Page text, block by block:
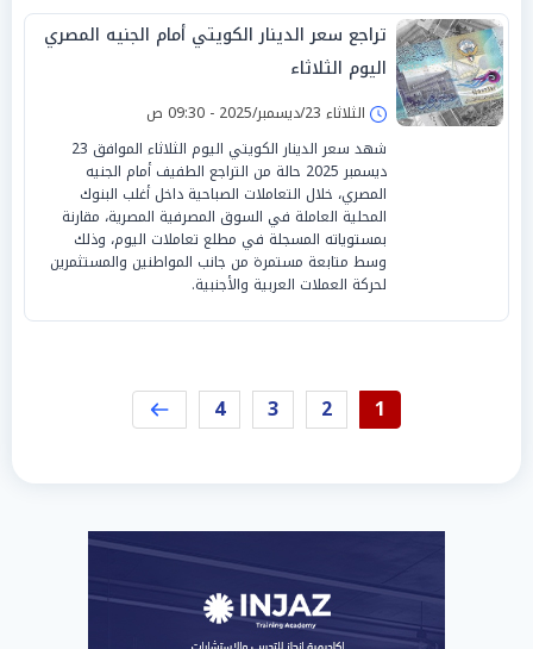
تراجع سعر الدينار الكويتي أمام الجنيه المصري
اليوم الثلاثاء
الثلاثاء 23/ديسمبر/2025 - 09:30 ص
شهد سعر الدينار الكويتي اليوم الثلاثاء الموافق 23
ديسمبر 2025 حالة من التراجع الطفيف أمام الجنيه
المصري، خلال التعاملات الصباحية داخل أغلب البنوك
المحلية العاملة في السوق المصرفية المصرية، مقارنة
بمستوياته المسجلة في مطلع تعاملات اليوم، وذلك
وسط متابعة مستمرة من جانب المواطنين والمستثمرين
لحركة العملات العربية والأجنبية.
1
2
3
4